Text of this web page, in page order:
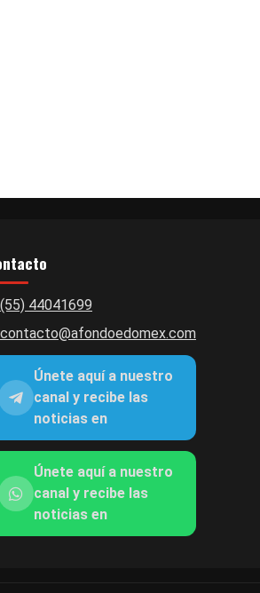
(55) 44041699
contacto@afondoedomex.com
Únete aquí a nuestro
canal y recibe las
noticias en
Únete aquí a nuestro
canal y recibe las
noticias en